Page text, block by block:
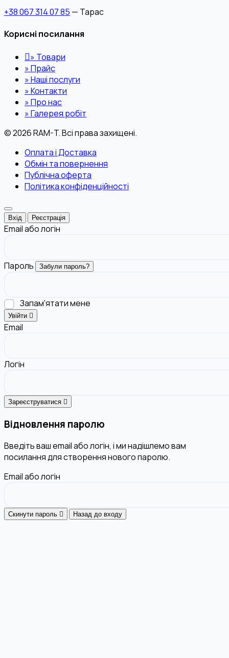
+38 067 314 07 85 — Тарас
Корисні посилання
» Товари
»Прайс
»Наші послуги
»Контакти
»Про нас
»Галерея робіт
© 2026 RAM-T. Всі права захищені.
Оплата і Доставка
Обмін та повернення
Публічна оферта
Політика конфіденційності
Вхід Реєстрація
Email або логін
Пароль Забули пароль?
Запам'ятати мене
Увійти
Email
Логін
Зареєструватися
Відновлення паролю
Введіть ваш email або логін, і ми надішлемо вам
посилання для створення нового паролю.
Email або логін
Скинути пароль Назад до входу